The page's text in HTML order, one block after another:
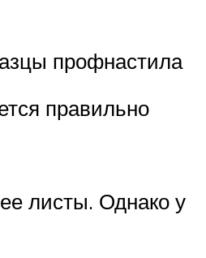
профнастила
правильно
листы. Однако у